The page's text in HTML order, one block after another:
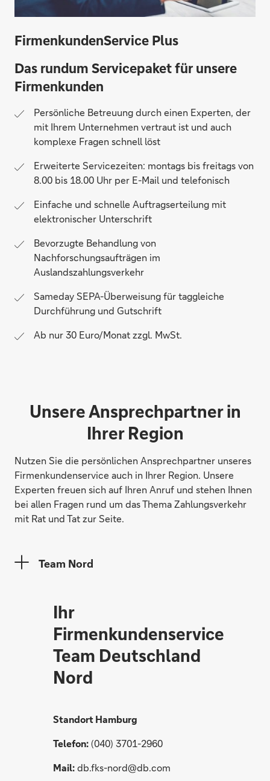
FirmenkundenService Plus
Das rundum Servicepaket für unsere
Firmenkunden
Persönliche Betreuung durch einen Experten, der
mit Ihrem Unternehmen vertraut ist und auch
komplexe Fragen schnell löst
Erweiterte Servicezeiten: montags bis freitags von
8.00 bis 18.00 Uhr per E-Mail und telefonisch
Einfache und schnelle Auftragserteilung mit
elektronischer Unterschrift
Bevorzugte Behandlung von
Nachforschungsaufträgen im
Auslandszahlungsverkehr
Sameday SEPA-Überweisung für taggleiche
Durchführung und Gutschrift
Ab nur 30 Euro/Monat zzgl. MwSt.
Unsere Ansprechpartner in
Ihrer Region
Nutzen Sie die persönlichen Ansprechpartner unseres
Firmenkundenservice auch in Ihrer Region. Unsere
Experten freuen sich auf Ihren Anruf und stehen Ihnen
bei allen Fragen rund um das Thema Zahlungsverkehr
mit Rat und Tat zur Seite.
Team Nord
Ihr
Firmenkundenservice
Team Deutschland
Nord
Standort Hamburg
Telefon:(040) 3701-2960
Mail:db.fks-nord@db.com